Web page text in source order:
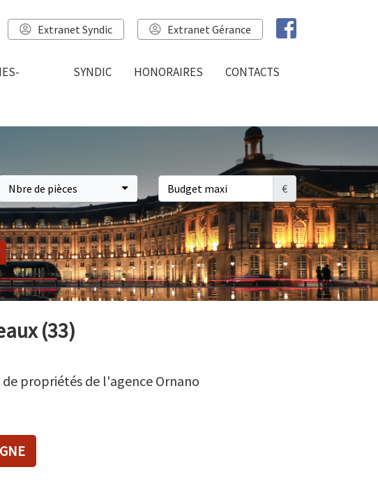
Extranet Syndic Extranet Gérance
SYNDIC HONORAIRES CONTACTS
Nbre de pièces €
(33)
propriétés de l'agence Ornano